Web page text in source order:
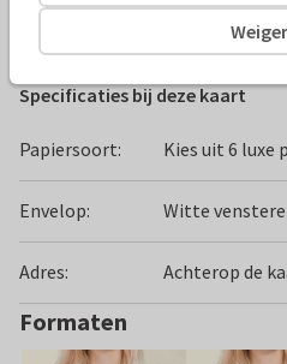
Specificaties bij deze kaart
Papiersoort: Kies uit 6 luxe
Envelop: Witte
Adres: Achterop de
Formaten